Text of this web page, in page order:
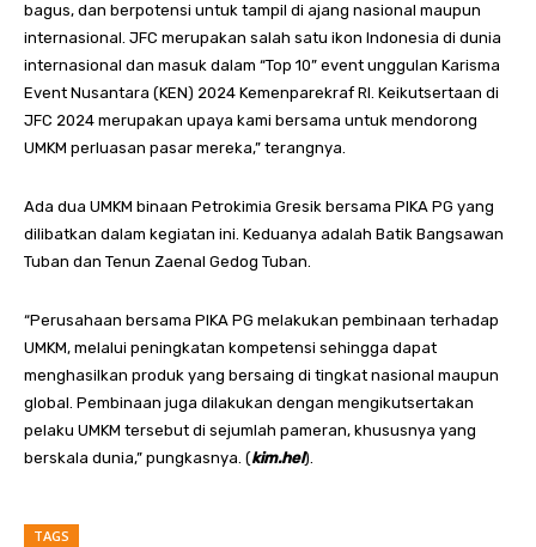
bagus, dan berpotensi untuk tampil di ajang nasional maupun
internasional. JFC merupakan salah satu ikon Indonesia di dunia
internasional dan masuk dalam “Top 10” event unggulan Karisma
Event Nusantara (KEN) 2024 Kemenparekraf RI. Keikutsertaan di
JFC 2024 merupakan upaya kami bersama untuk mendorong
UMKM perluasan pasar mereka,” terangnya.
Ada dua UMKM binaan Petrokimia Gresik bersama PIKA PG yang
dilibatkan dalam kegiatan ini. Keduanya adalah Batik Bangsawan
Tuban dan Tenun Zaenal Gedog Tuban.
“Perusahaan bersama PIKA PG melakukan pembinaan terhadap
UMKM, melalui peningkatan kompetensi sehingga dapat
menghasilkan produk yang bersaing di tingkat nasional maupun
global. Pembinaan juga dilakukan dengan mengikutsertakan
pelaku UMKM tersebut di sejumlah pameran, khususnya yang
berskala dunia,” pungkasnya. (kim.hel).
TAGS